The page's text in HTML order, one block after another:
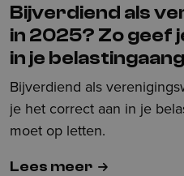
Bijverdiend als
in 2025? Zo geef
in je
Bijverdiend als
je het correct aan in je
moet op letten.
Lees meer